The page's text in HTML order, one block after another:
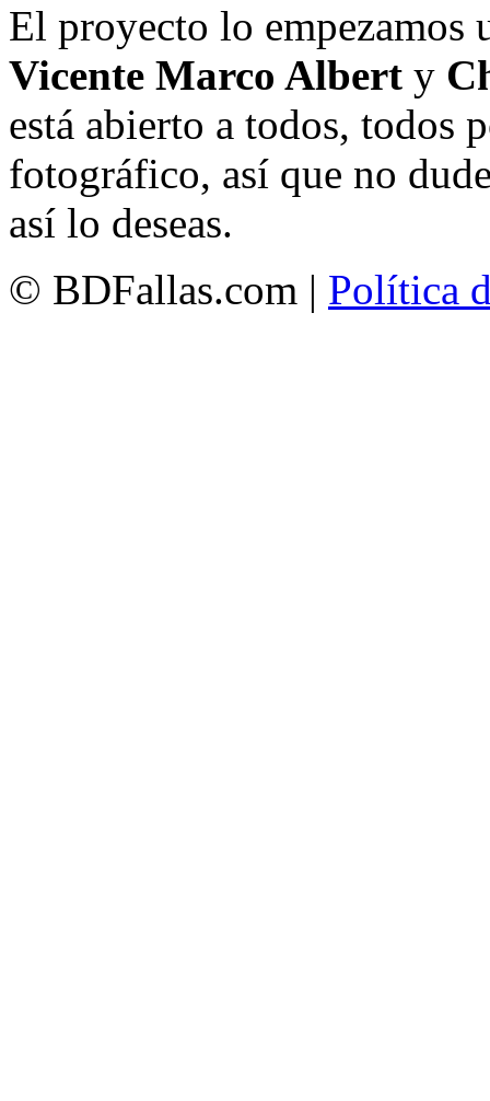
El proyecto lo empezamos
Vicente Marco Albert y
está abierto a todos, todos
fotográfico, así que no
así lo deseas.
© BDFallas.com | Política